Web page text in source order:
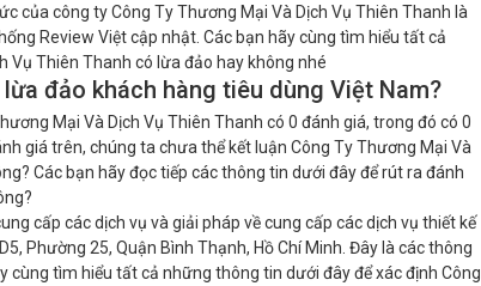
của công ty Công Ty Thương Mại Và Dịch Vụ Thiên Thanh là
Review Việt cập nhật. Các bạn hãy cùng tìm hiểu tất cả
Vụ Thiên Thanh có lừa đảo hay không nhé
đảo khách hàng tiêu dùng Việt Nam?
Mại Và Dịch Vụ Thiên Thanh có 0 đánh giá, trong đó có 0
giá trên, chúng ta chưa thể kết luận Công Ty Thương Mại Và
Các bạn hãy đọc tiếp các thông tin dưới đây để rút ra đánh
cấp các dịch vụ và giải pháp về cung cấp các dịch vụ thiết kế
Phường 25, Quận Bình Thạnh, Hồ Chí Minh. Đây là các thông
cùng tìm hiểu tất cả những thông tin dưới đây để xác định Công